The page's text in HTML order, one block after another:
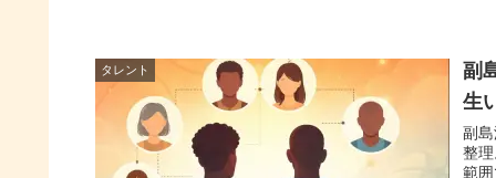
タレント
副
生
副
整
範